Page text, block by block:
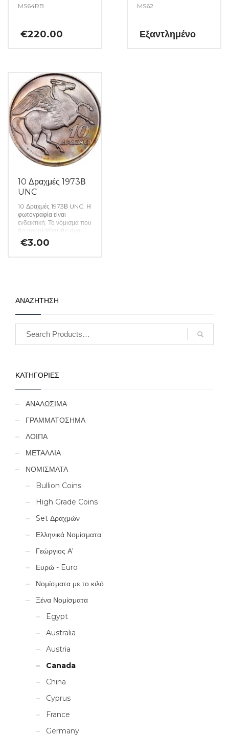
MS64RB
€220.00
MS62
Εξαντλημένο
10 Δραχμές 1973Β
UNC
10 Δραχμές 1973Β UNC. Η
φωτογραφία είναι
ενδεικτική. Το νόμισμα που
θα παραλάβετε θα είναι
αυστηρώς ακυκλοφόρητο
από μασούρι τραπέζης.
€3.00
ΑΝΑΖΗΤΗΣΗ
ΚΑΤΗΓΟΡΙΕΣ
ΑΝΑΛΩΣΙΜΑ
ΓΡΑΜΜΑΤΟΣΗΜΑ
ΛΟΙΠΑ
ΜΕΤΑΛΛΙΑ
ΝΟΜΙΣΜΑΤΑ
Bullion Coins
High Grade Coins
Set Δραχμών
Ελληνικά Νομίσματα
Γεώργιος Α'
Ευρώ - Euro
Νομίσματα με το κιλό
Ξένα Νομίσματα
Egypt
Australia
Austria
Canada
China
Cyprus
France
Germany